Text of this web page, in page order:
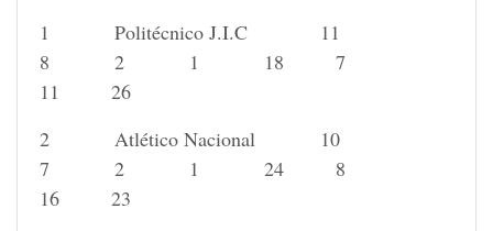
1 Politécnico J.I.C 11
8 2 1 18 7
11 26
2 Atlético Nacional 10
7 2 1 24 8
16 23